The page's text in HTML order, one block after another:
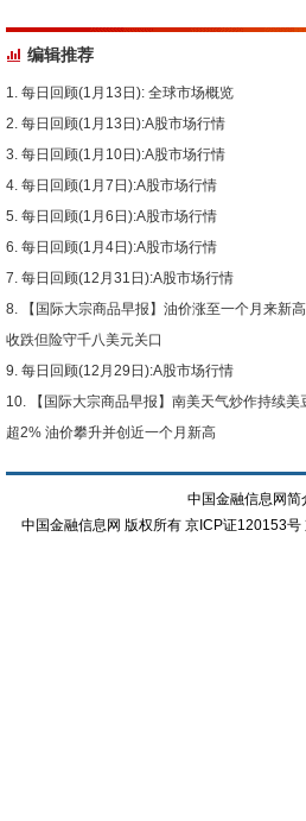
编辑推荐
每日回顾(1月13日): 全球市场概览
每日回顾(1月13日):A股市场行情
每日回顾(1月10日):A股市场行情
每日回顾(1月7日):A股市场行情
每日回顾(1月6日):A股市场行情
每日回顾(1月4日):A股市场行情
每日回顾(12月31日):A股市场行情
【国际大宗商品早报】油价涨至一个月来新
收跌但险守千八美元关口
每日回顾(12月29日):A股市场行情
【国际大宗商品早报】南美天气炒作持续美
超2% 油价攀升并创近一个月新高
中国金融信息网简
中国金融信息网 版权所有 京ICP证120153号